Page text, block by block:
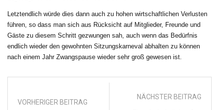
Letztendlich würde dies dann auch zu hohen wirtschaftlichen Verlusten
führen, so dass man sich aus Rücksicht auf Mitglieder, Freunde und
Gäste zu diesem Schritt gezwungen sah, auch wenn das Bedürfnis
endlich wieder den gewohnten Sitzungskarneval abhalten zu können
nach einem Jahr Zwangspause wieder sehr groß gewesen ist.
VORHERIGER BEITRAG
NÄCHSTER BEITRAG